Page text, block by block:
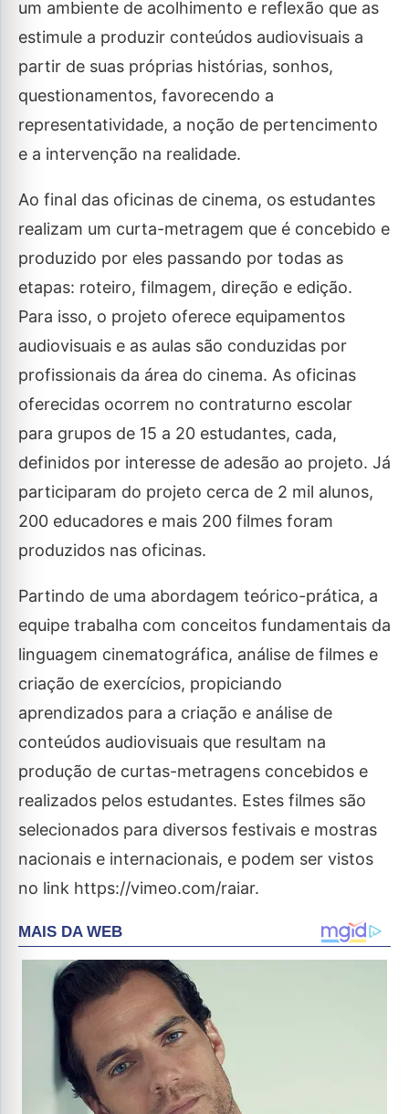
um ambiente de acolhimento e reflexão que as
estimule a produzir conteúdos audiovisuais a
partir de suas próprias histórias, sonhos,
questionamentos, favorecendo a
representatividade, a noção de pertencimento
e a intervenção na realidade.
Ao final das oficinas de cinema, os estudantes
realizam um curta-metragem que é concebido e
produzido por eles passando por todas as
etapas: roteiro, filmagem, direção e edição.
Para isso, o projeto oferece equipamentos
audiovisuais e as aulas são conduzidas por
profissionais da área do cinema. As oficinas
oferecidas ocorrem no contraturno escolar
para grupos de 15 a 20 estudantes, cada,
definidos por interesse de adesão ao projeto. Já
participaram do projeto cerca de 2 mil alunos,
200 educadores e mais 200 filmes foram
produzidos nas oficinas.
Partindo de uma abordagem teórico-prática, a
equipe trabalha com conceitos fundamentais da
linguagem cinematográfica, análise de filmes e
criação de exercícios, propiciando
aprendizados para a criação e análise de
conteúdos audiovisuais que resultam na
produção de curtas-metragens concebidos e
realizados pelos estudantes. Estes filmes são
selecionados para diversos festivais e mostras
nacionais e internacionais, e podem ser vistos
no link https://vimeo.com/raiar.